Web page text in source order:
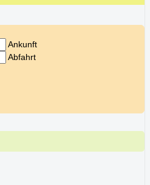
Ankunft
Abfahrt